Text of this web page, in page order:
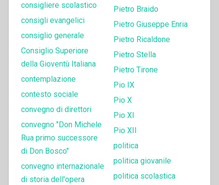
consigliere scolastico
consigli evangelici
consiglio generale
Consiglio Superiore
della Gioventù Italiana
contemplazione
contesto sociale
convegno di direttori
convegno "Don Michele
Rua primo successore
di Don Bosco"
convegno internazionale
di storia dell'opera
Pietro Braido
Pietro Giuseppe Enria
Pietro Ricaldone
Pietro Stella
Pietro Tirone
Pio IX
Pio X
Pio XI
Pio XII
politica
politica giovanile
politica scolastica